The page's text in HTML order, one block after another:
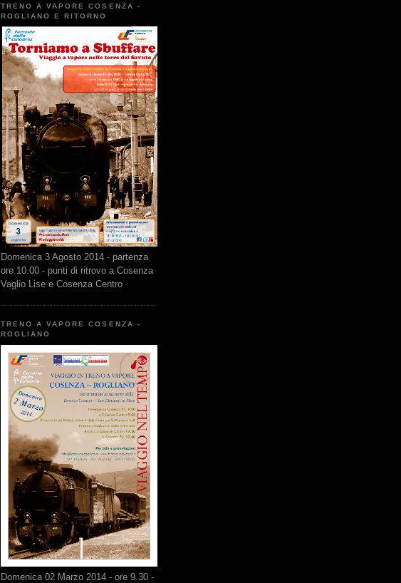
TRENO A VAPORE COSENZA -
ROGLIANO E RITORNO
Domenica 3 Agosto 2014 - partenza
ore 10.00 - punti di ritrovo a Cosenza
Vaglio Lise e Cosenza Centro
TRENO A VAPORE COSENZA -
ROGLIANO
Domenica 02 Marzo 2014 - ore 9.30 -